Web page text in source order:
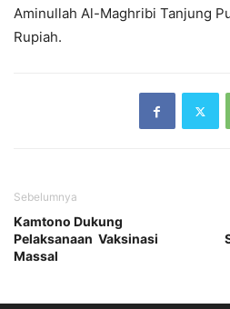
Aminullah Al-Maghribi Tanjung
Rupiah.
Sebelumnya
Kamtono Dukung
Pelaksanaan Vaksinasi
Massal